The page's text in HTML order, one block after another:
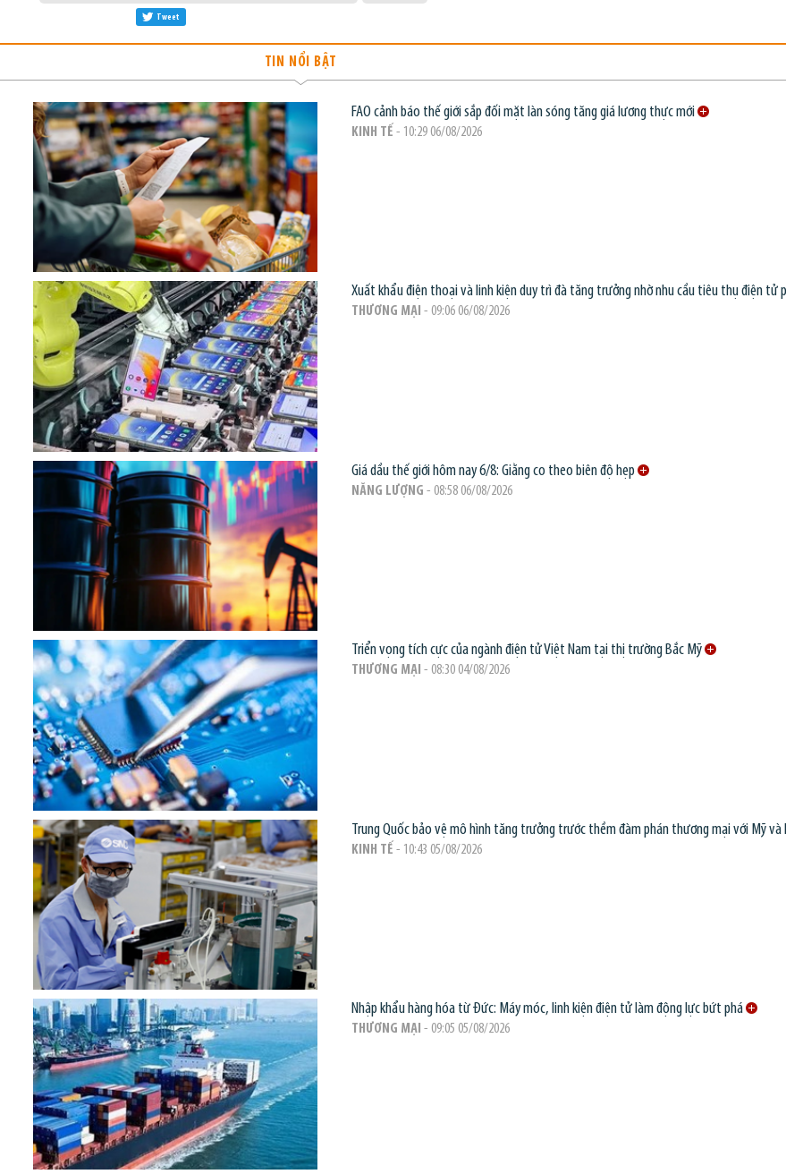
Tweet
TIN NỔI BẬT
FAO cảnh báo thế giới sắp đối mặt làn sóng tăng giá lương thực mới
KINH TẾ - 10:29 06/08/2026
Xuất khẩu điện thoại và linh kiện duy trì đà tăng trưởng nhờ nhu cầu tiêu thụ điện tử
THƯƠNG MẠI - 09:06 06/08/2026
Giá dầu thế giới hôm nay 6/8: Giằng co theo biên độ hẹp
NĂNG LƯỢNG - 08:58 06/08/2026
Triển vọng tích cực của ngành điện tử Việt Nam tại thị trường Bắc Mỹ
THƯƠNG MẠI - 08:30 04/08/2026
Trung Quốc bảo vệ mô hình tăng trưởng trước thềm đàm phán thương mại với Mỹ và
KINH TẾ - 10:43 05/08/2026
Nhập khẩu hàng hóa từ Đức: Máy móc, linh kiện điện tử làm động lực bứt phá
THƯƠNG MẠI - 09:05 05/08/2026